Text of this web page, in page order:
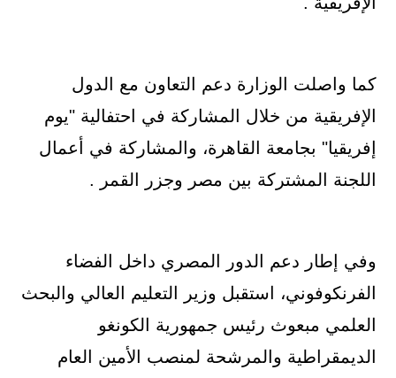
كما واصلت الوزارة دعم التعاون مع الدول
الإفريقية من خلال المشاركة في احتفالية "يوم
إفريقيا" بجامعة القاهرة، والمشاركة في أعمال
اللجنة المشتركة بين مصر وجزر القمر .
وفي إطار دعم الدور المصري داخل الفضاء
الفرنكوفوني، استقبل وزير التعليم العالي والبحث
العلمي مبعوث رئيس جمهورية الكونغو
الديمقراطية والمرشحة لمنصب الأمين العام